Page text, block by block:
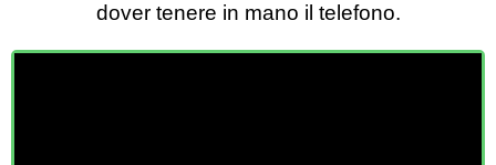
dover tenere in mano il telefono.